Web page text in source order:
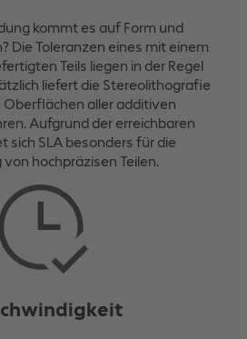
kommt es auf Form und
Die Toleranzen eines mit einem
Teils liegen in der Regel
liefert die Stereolithografie
aller additiven
Aufgrund der erreichbaren
sich SLA besonders für die
hochpräzisen Teilen.